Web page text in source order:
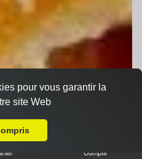
Compte
pour vous garantir la
site Web